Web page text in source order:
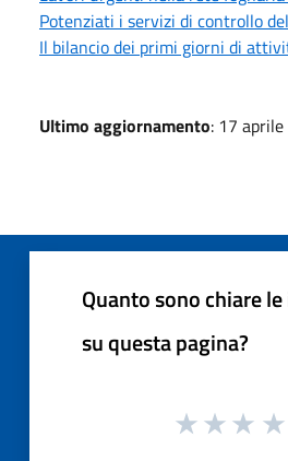
Potenziati i servizi di controllo
Il bilancio dei primi giorni di
Ultimo aggiornamento: 17
Quanto sono chiare
su questa pagina?